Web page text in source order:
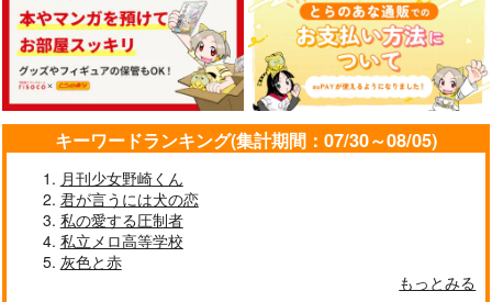
キーワードランキング(集計期間：07/30～08/05)
月刊少女野崎くん
君が言うには犬の恋
私の愛する圧制者
私立メロ高等学校
灰色と赤
もっとみる